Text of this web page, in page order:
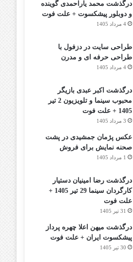
درگذشت محمد یاراحمدی گوینده
و دوبلور پیشکسوت + علت فوت
4 مرداد 1405
طراحی سایت در دزفول با
طراحی حرفه‌ ای و مدرن
4 مرداد 1405
درگذشت اکبر عبدی بازیگر
محبوب سینما و تلویزیون 2 تیر
1405 + علت فوت
3 مرداد 1405
عکس پژمان جمشیدی در پشت
صحنه نمایش برای فروش
1 مرداد 1405
درگذشت رضا امینیان دستیار
کارگردان سینما 29 تیر 1405 +
علت فوت
31 تیر 1405
درگذشت میهن اعلا چهره پرداز
پیشکسوت ایران + علت فوت
30 تیر 1405